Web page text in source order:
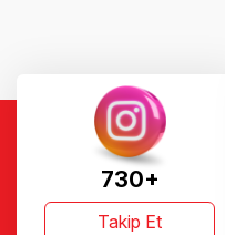
730+
Takip Et